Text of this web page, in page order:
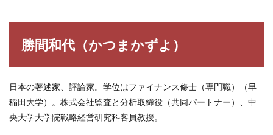
勝間和代（かつまかずよ）
日本の著述家、評論家。学位はファイナンス修士（専門職）（早
稲田大学）。株式会社監査と分析取締役（共同パートナー）、中
央大学大学院戦略経営研究科客員教授。